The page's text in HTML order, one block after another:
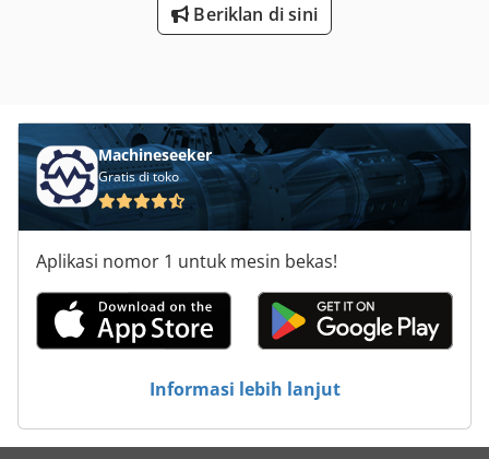
Beriklan di sini
Machineseeker
Gratis di toko
Aplikasi nomor 1 untuk mesin bekas!
Informasi lebih lanjut